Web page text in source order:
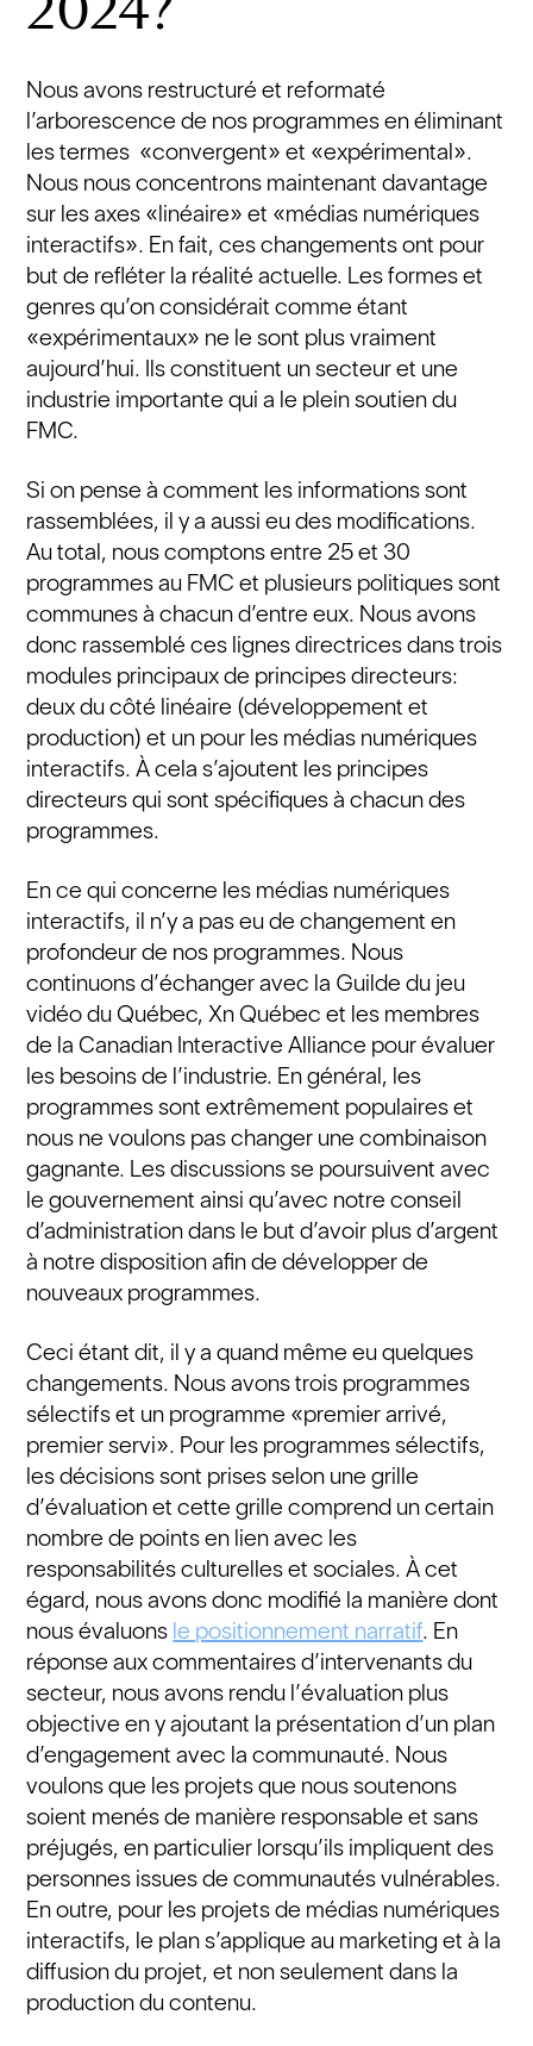
Nous avons restructuré et reformaté
l’arborescence de nos programmes en éliminant
les termes «convergent» et «expérimental».
Nous nous concentrons maintenant davantage
sur les axes «linéaire» et «médias numériques
interactifs». En fait, ces changements ont pour
but de refléter la réalité actuelle. Les formes et
genres qu’on considérait comme étant
«expérimentaux» ne le sont plus vraiment
aujourd’hui. Ils constituent un secteur et une
industrie importante qui a le plein soutien du
FMC.
Si on pense à comment les informations sont
rassemblées, il y a aussi eu des modifications.
Au total, nous comptons entre 25 et 30
programmes au FMC et plusieurs politiques sont
communes à chacun d’entre eux. Nous avons
donc rassemblé ces lignes directrices dans trois
modules principaux de principes directeurs:
deux du côté linéaire (développement et
production) et un pour les médias numériques
interactifs. À cela s’ajoutent les principes
directeurs qui sont spécifiques à chacun des
programmes.
En ce qui concerne les médias numériques
interactifs, il n’y a pas eu de changement en
profondeur de nos programmes. Nous
continuons d’échanger avec la Guilde du jeu
vidéo du Québec, Xn Québec et les membres
de la Canadian Interactive Alliance pour évaluer
les besoins de l’industrie. En général, les
programmes sont extrêmement populaires et
nous ne voulons pas changer une combinaison
gagnante. Les discussions se poursuivent avec
le gouvernement ainsi qu’avec notre conseil
d’administration dans le but d’avoir plus d’argent
à notre disposition afin de développer de
nouveaux programmes.
Ceci étant dit, il y a quand même eu quelques
changements. Nous avons trois programmes
sélectifs et un programme «premier arrivé,
premier servi». Pour les programmes sélectifs,
les décisions sont prises selon une grille
d’évaluation et cette grille comprend un certain
nombre de points en lien avec les
responsabilités culturelles et sociales. À cet
égard, nous avons donc modifié la manière dont
nous évaluons le positionnement narratif. En
réponse aux commentaires d’intervenants du
secteur, nous avons rendu l’évaluation plus
objective en y ajoutant la présentation d’un plan
d’engagement avec la communauté. Nous
voulons que les projets que nous soutenons
soient menés de manière responsable et sans
préjugés, en particulier lorsqu’ils impliquent des
personnes issues de communautés vulnérables.
En outre, pour les projets de médias numériques
interactifs, le plan s’applique au marketing et à la
diffusion du projet, et non seulement dans la
production du contenu.